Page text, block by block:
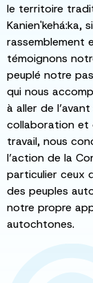
le territoire
Kanien'kehá:ka,
rassemblement
témoignons
peuplé notre
qui nous
à aller de
collaboration et
travail, nous
l’action de la
particulier ceux
des peuples
notre propre
autochtones.